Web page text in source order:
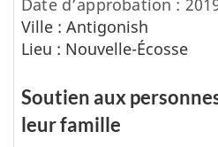
Ville : Antigonish
Lieu : Nouvelle-Écosse
Soutien aux
leur famille